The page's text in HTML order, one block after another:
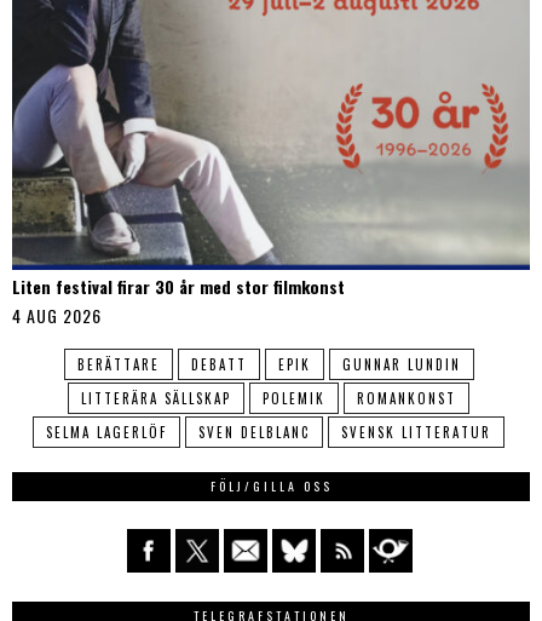
Liten festival firar 30 år med stor filmkonst
4 AUG 2026
BERÄTTARE DEBATT EPIK
GUNNAR LUNDIN
LITTERÄRA SÄLLSKAP
POLEMIK
ROMANKONST
SELMA LAGERLÖF
SVEN DELBLANC SVENSK LITTERATUR
FÖLJ/GILLA OSS
TELEGRAFSTATIONEN